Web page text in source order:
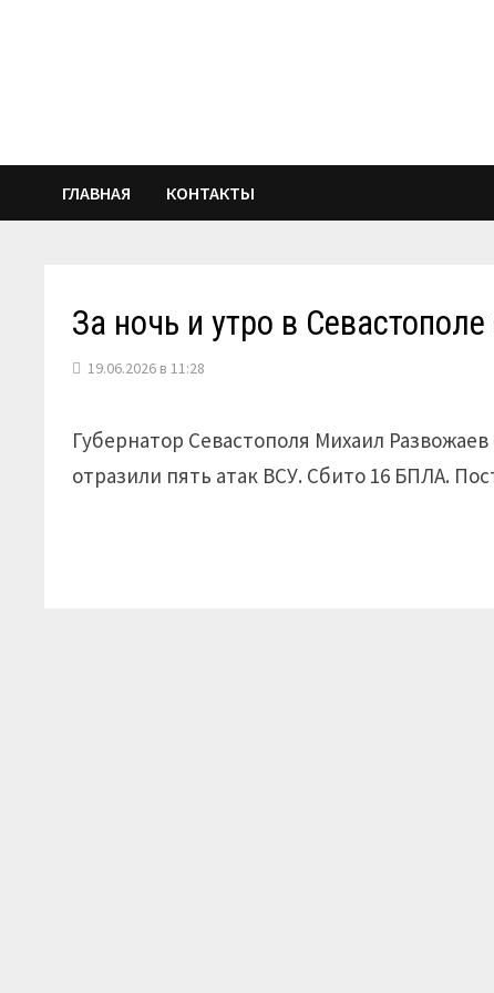
ГЛАВНАЯ КОНТАКТЫ
За ночь и утро в
19.06.2026 в 11:28
Губернатор Севастополя Михаил
отразили пять атак ВСУ. Сбито 16 БПЛА.